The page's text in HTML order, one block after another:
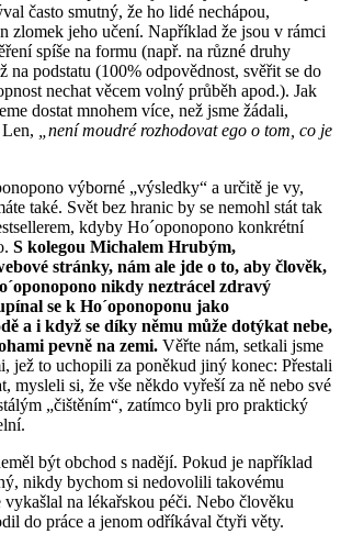
často smutný, že ho lidé nechápou,
zlomek jeho učení. Například že jsou v rámci
spíše na formu (např. na různé druhy
na podstatu (100% odpovědnost, svěřit se do
nechat věcem volný průběh apod.). Jak
dostat mnohem více, než jsme žádali,
„není moudré rozhodovat ego o tom, co je
výborné „výsledky“ a určitě je vy,
také. Svět bez hranic by se nemohl stát tak
kdyby Ho´oponopono konkrétní
S kolegou Michalem Hrubým,
stránky, nám ale jde o to, aby člověk,
nikdy neztrácel zdravý
se k Ho´oponoponu jako
a i když se díky němu může dotýkat nebe,
pevně na zemi. Věřte nám, setkali jsme
jež to uchopili za poněkud jiný konec: Přestali
mysleli si, že vše někdo vyřeší za ně nebo své
„čištěním“, zatímco byli pro praktický
být obchod s nadějí. Pokud je například
nikdy bychom si nedovolili takovému
na lékařskou péči. Nebo člověku
do práce a jenom odříkával čtyři věty.